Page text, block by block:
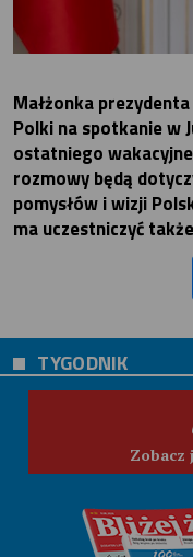
Małżonka
Polki na spotkanie w
ostatniego
rozmowy będą
pomysłów i wizji
ma uczestniczyć
TYGODNIK
Zobacz